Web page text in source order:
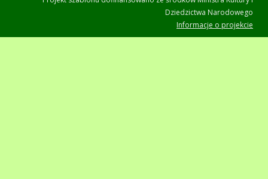
Dziedzictwa Narodowego
Informacje o projekcie